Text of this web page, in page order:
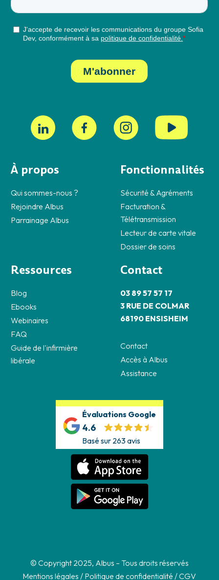
À propos
Qui sommes-nous ?
Rejoindre Albus
Parrainage Albus
Fonctionnalités
Sécurité & Agréments
Facturation &
Télétransmission
Lecteur de carte vitale
Dossier de soins
Ressources
Blog
Ebooks
Webinaires
FAQ
Guide de l'infirmière
libérale
Contact
03 89 57 57 17
3 RUE DE COLMAR
68190 ENSISHEIM
Contact
Accès à Albus
Assistance
Évaluations Google
4.6
Basé sur 263 avis
© Copyright 2025, Albus – Tous droits réservés
Mentions légales / Politique de confidentialité /CGV